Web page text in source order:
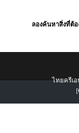
ลองค้นหาสิ่งที่ต้อ
ไทยครีเอ
[